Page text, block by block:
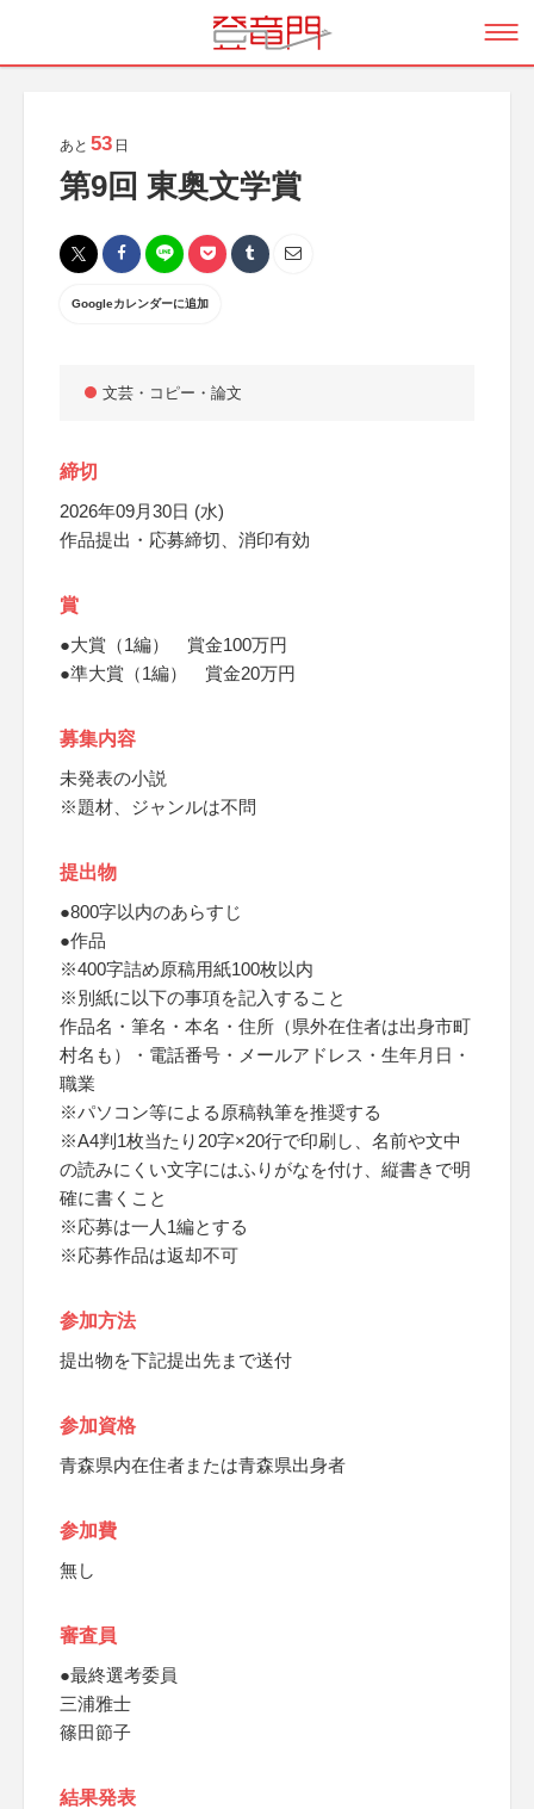
あと 53 日
第9回 東奥文学賞
Googleカレンダーに追加
文芸・コピー・論文
締切
2026年09月30日 (水)
作品提出・応募締切、消印有効
賞
●大賞（1編） 賞金100万円
●準大賞（1編） 賞金20万円
募集内容
未発表の小説
※題材、ジャンルは不問
提出物
●800字以内のあらすじ
●作品
※400字詰め原稿用紙100枚以内
※別紙に以下の事項を記入すること
作品名・筆名・本名・住所（県外在住者は出身市町
村名も）・電話番号・メールアドレス・生年月日・
職業
※パソコン等による原稿執筆を推奨する
※A4判1枚当たり20字×20行で印刷し、名前や文中
の読みにくい文字にはふりがなを付け、縦書きで明
確に書くこと
※応募は一人1編とする
※応募作品は返却不可
参加方法
提出物を下記提出先まで送付
参加資格
青森県内在住者または青森県出身者
参加費
無し
審査員
●最終選考委員
三浦雅士
篠田節子
結果発表